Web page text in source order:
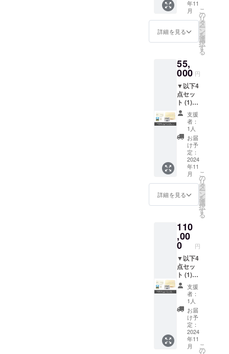
券を盗
難、紛
た場合
の責任
す。
券を受
付にお
渡しく
ださ
は出ま
せんの
でご注
意くだ
さい。 ️
本券は
現金と
の交換
はでき
ませ
ん。 ️有
効期限
切れの
本券は
ご利用
けませ
ん。 ️本
失され
た場合
の責任
は負い
かねま
す。
めの
湯」の
生まれ
たての
して使
用し
た、南
阿蘇生
まれの
手作り
石鹸。
殺菌作
用のあ
る御湯
は、お
肌の調
子を整
え、古
い角質
を除去
して皮
お手伝
いをし
ます。
また、
泥の部
分は汚
れを吸
着して
くれる
ので、
しっか
りとし
た泡立
ちで
すっき
りさっ
NTO
COFFE
E】にて
ご利用
いただ
けるカ
ケット
16枚 日
帰り湯
治年間
パス
ポート
有効期
限：初
回利用
日から1
年間有
効 カ
フェチ
ケット
有効期
限：
2025年
ケット
ご利用
上のお
願い ️本
券は
H_NNT
O
COFFE
Eのメ
ニュー
が対象
となり
ます。
青風
荘では
ご利用
年11
月
詳細を見る
こ
の
リ
タ
ー
ン
を
選
択
す
る
55,
000 円
▼以下4
点セッ
ト (1)当
旅館宿
泊券5枚
【H_N
NTO
COFFE
E】専用
カフェ
チケッ
ト4枚
(3)オリ
ジナル
石鹸1個
タオル1
枚 ▼当
旅館宿
泊券に
関して
・宿泊
可能日
数：1泊
2日 ・1
支援に
対する
宿泊可
能人
数：1名
程度ま
で宿泊
支援
者：
1人
お届
け予
定：
2024
年11
月
詳細を見る
こ
の
リ
タ
ー
ン
を
選
択
す
る
110
,00
0 円
▼以下4
点セッ
ト (1)当
旅館宿
泊券10
枚 (2)
【H_N
NTO
COFFE
E】専用
カフェ
チケッ
支援
者：
1人
お届
け予
定：
2024
年11
月
こ
の